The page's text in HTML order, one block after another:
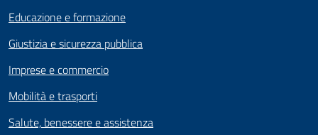
Educazione e formazione
Giustizia e sicurezza pubblica
Imprese e commercio
Mobilità e trasporti
Salute, benessere e assistenza